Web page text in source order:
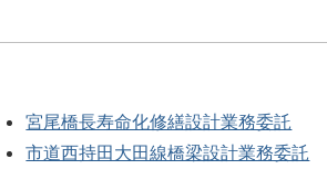
宮尾橋長寿命化修繕設計業務委託
市道西持田大田線橋梁設計業務委託